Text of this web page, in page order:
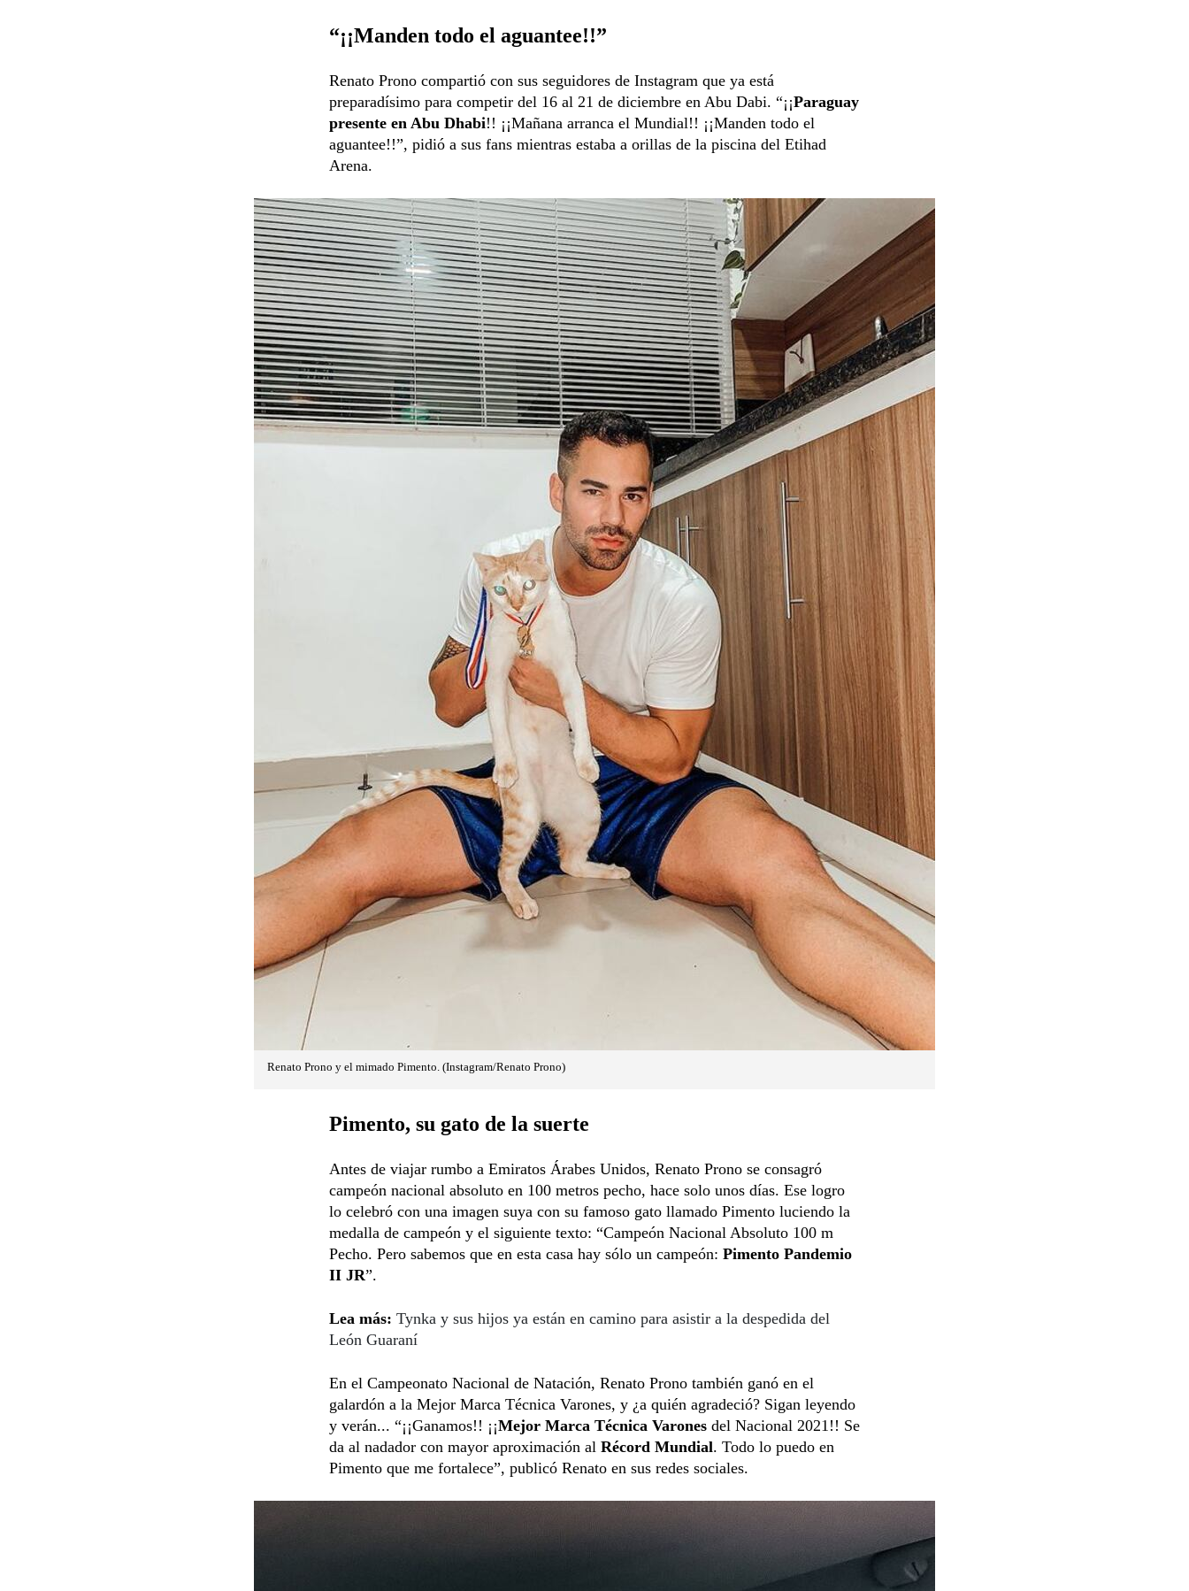
“¡¡Manden todo el aguantee!!”
Renato Prono compartió con sus seguidores de Instagram que ya está
preparadísimo para competir del 16 al 21 de diciembre en Abu Dabi. “¡¡Paraguay
presente en Abu Dhabi!! ¡¡Mañana arranca el Mundial!! ¡¡Manden todo el
aguantee!!”, pidió a sus fans mientras estaba a orillas de la piscina del Etihad
Arena.
Renato Prono y el mimado Pimento. (Instagram/Renato Prono)
Pimento, su gato de la suerte
Antes de viajar rumbo a Emiratos Árabes Unidos, Renato Prono se consagró
campeón nacional absoluto en 100 metros pecho, hace solo unos días. Ese logro
lo celebró con una imagen suya con su famoso gato llamado Pimento luciendo la
medalla de campeón y el siguiente texto: “Campeón Nacional Absoluto 100 m
Pecho. Pero sabemos que en esta casa hay sólo un campeón: Pimento Pandemio
II JR”.
Lea más: Tynka y sus hijos ya están en camino para asistir a la despedida del
León Guaraní
En el Campeonato Nacional de Natación, Renato Prono también ganó en el
galardón a la Mejor Marca Técnica Varones, y ¿a quién agradeció? Sigan leyendo
y verán... “¡¡Ganamos!! ¡¡Mejor Marca Técnica Varones del Nacional 2021!! Se
da al nadador con mayor aproximación al Récord Mundial. Todo lo puedo en
Pimento que me fortalece”, publicó Renato en sus redes sociales.